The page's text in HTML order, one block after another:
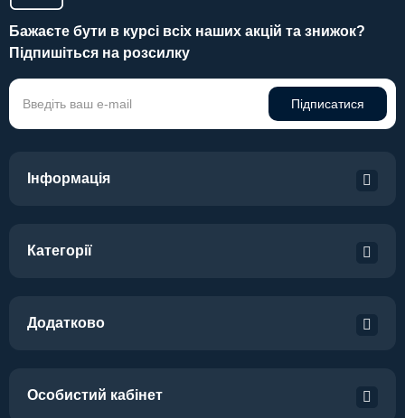
Бажаєте бути в курсі всіх наших акцій та знижок?
Підпишіться на розсилку
Підписатися
Інформація
Категорії
Додатково
Особистий кабінет